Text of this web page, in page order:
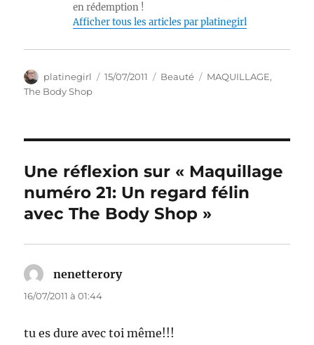
en rédemption !
Afficher tous les articles par platinegirl
Auteur
platinegirl
Publié
15/07/2011 Catégories
Beauté Étiquettes
MAQUILLAGE,
The Body Shop
Une réflexion sur « Maquillage
numéro 21: Un regard félin
avec The Body Shop »
nenetterorydit :
16/07/2011 à 01:44
tu es dure avec toi même!!!